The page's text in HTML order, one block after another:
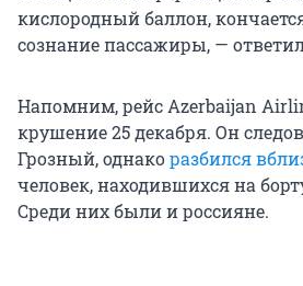
кислородный баллон,
сознание пассажиры, —
Напомним, рейс Azerbaijan
крушение 25 декабря. Он
Грозный, однакоразбился
человек, находившихся на
Среди них были и россияне.